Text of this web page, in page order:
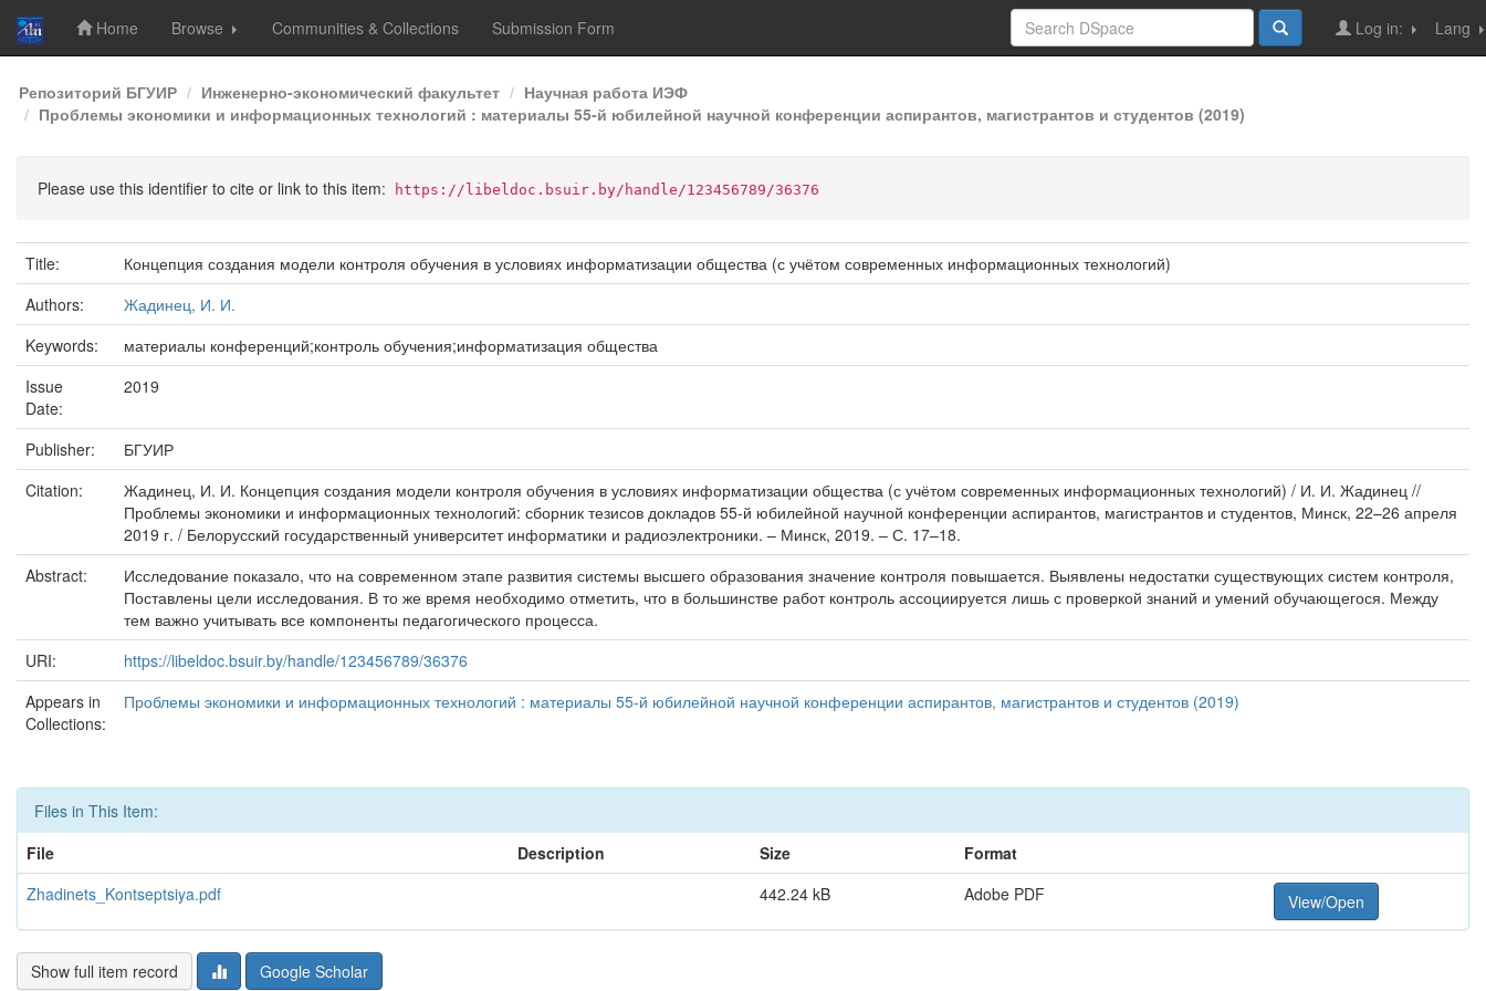
Skip
navigation
Home Browse Communities & Collections Submission Form Lang
Log in:
Репозиторий БГУИР Инженерно-экономический факультет
Научная работа ИЭФ
Проблемы экономики и информационных технологий : материалы 55-й юбилейной научной конференции аспирантов, магистрантов и студентов (2019)
Please use this identifier to cite or link to this item: https://libeldoc.bsuir.by/handle/123456789/36376
Title:
Концепция создания модели контроля обучения в условиях информатизации общества (с учётом современных информационных технологий)
Authors:
Жадинец, И. И.
Keywords:
материалы конференций;контроль обучения;информатизация общества
Issue
Date:
2019
Publisher:
БГУИР
Citation:
Жадинец, И. И. Концепция создания модели контроля обучения в условиях информатизации общества (с учётом современных информационных технологий) / И. И. Жадинец //
Проблемы экономики и информационных технологий: сборник тезисов докладов 55-й юбилейной научной конференции аспирантов, магистрантов и студентов, Минск, 22–26 апреля
2019 г. / Белорусский государственный университет информатики и радиоэлектроники. – Минск, 2019. – С. 17–18.
Abstract:
Исследование показало, что на современном этапе развития системы высшего образования значение контроля повышается. Выявлены недостатки существующих систем контроля,
Поставлены цели исследования. В то же время необходимо отметить, что в большинстве работ контроль ассоциируется лишь с проверкой знаний и умений обучающегося. Между
тем важно учитывать все компоненты педагогического процесса.
URI:
https://libeldoc.bsuir.by/handle/123456789/36376
Appears in
Collections:
Проблемы экономики и информационных технологий : материалы 55-й юбилейной научной конференции аспирантов, магистрантов и студентов (2019)
Files in This Item:
File
Description Size
Format
Zhadinets_Kontseptsiya.pdf
442.24 kB Adobe PDF View/Open
Show full item record Google Scholar